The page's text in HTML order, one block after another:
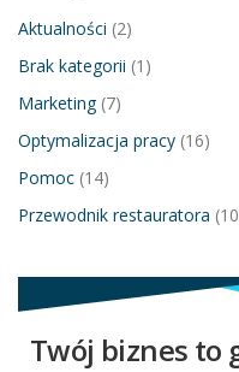
Aktualności (2)
Brak kategorii (1)
Marketing(7)
Optymalizacja pracy (16)
Pomoc (14)
Przewodnik restauratora
Twój biznes to